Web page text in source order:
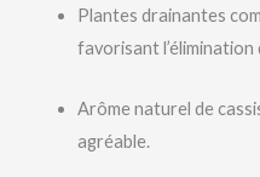
Plantes drainantes
favorisant l’élimination
Arôme naturel de
agréable.